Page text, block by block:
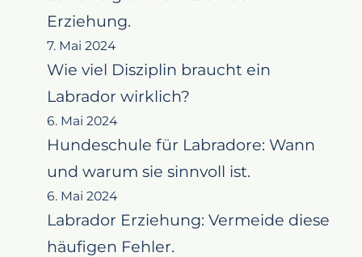
Erziehung.
7. Mai 2024
Wie viel Disziplin braucht ein
Labrador wirklich?
6. Mai 2024
Hundeschule für Labradore: Wann
und warum sie sinnvoll ist.
6. Mai 2024
Labrador Erziehung: Vermeide diese
häufigen Fehler.